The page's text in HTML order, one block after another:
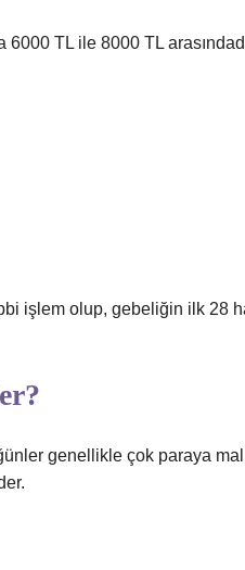
6000 TL ile 8000 TL
işlem olup, gebeliğin ilk 28
genellikle çok paraya